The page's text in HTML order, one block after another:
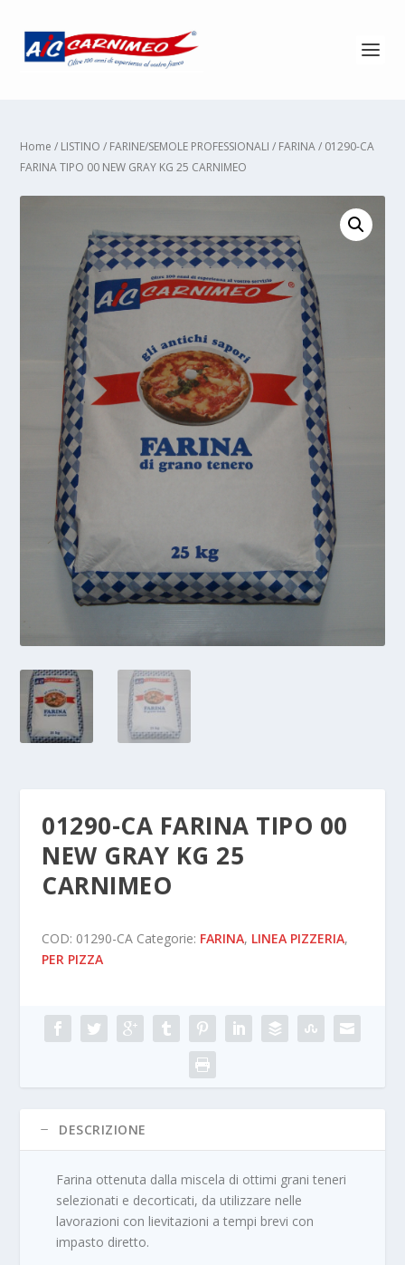
Home / LISTINO / FARINE/SEMOLE PROFESSIONALI / FARINA/ 01290-CA
FARINA TIPO 00 NEW GRAY KG 25 CARNIMEO
01290-CA FARINA TIPO 00
NEW GRAY KG 25
CARNIMEO
COD: 01290-CA Categorie: FARINA, LINEA PIZZERIA,
PER PIZZA
DESCRIZIONE
Farina ottenuta dalla miscela di ottimi grani teneri
selezionati e decorticati, da utilizzare nelle
lavorazioni con lievitazioni a tempi brevi con
impasto diretto.